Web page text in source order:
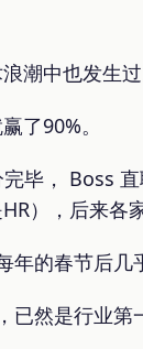
潮中也发生过
了90%。
毕， Boss
），后来
年的春节后
然是行业第